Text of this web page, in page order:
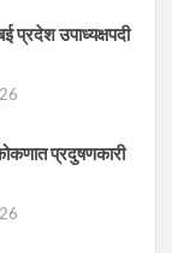
प्रदेश उपाध्यक्षपदी
प्रदुषणकारी